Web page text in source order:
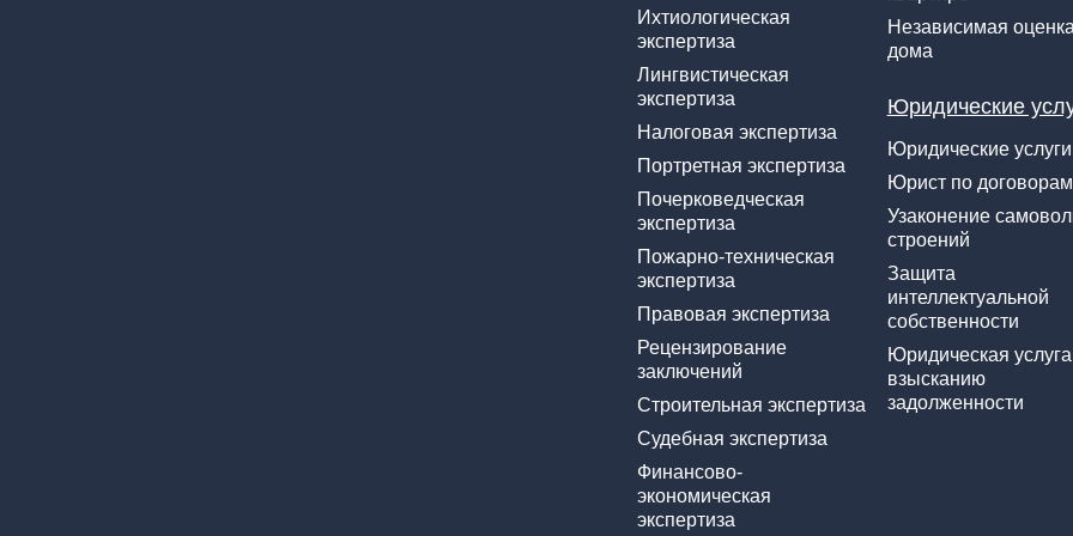
Ихтиологическая
экспертиза
Лингвистическая
экспертиза
Налоговая экспертиза
Портретная экспертиза
Почерковедческая
экспертиза
Пожарно-техническая
экспертиза
Правовая экспертиза
Рецензирование
заключений
Строительная экспертиза
Судебная экспертиза
Финансово-
экономическая
экспертиза
Независимая оценка
дома
Юридические
Юридические услуги
Юрист по договорам
Узаконение
строений
Защита
интеллектуальной
собственности
Юридическая
взысканию
задолженности